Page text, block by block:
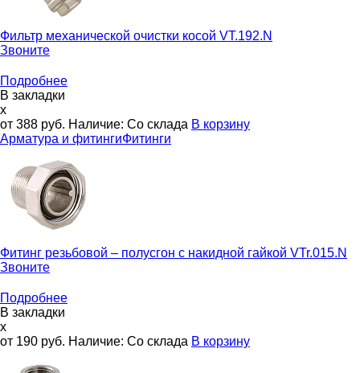
Фильтр механической очистки косой VT.192.N
Звоните
Подробнее
В закладки
x
от 388 руб. Наличие: Со склада В корзину
Арматура и фитингиФитинги
Фитинг резьбовой – полусгон с накидной гайкой VTr.015.N
Звоните
Подробнее
В закладки
x
от 190 руб. Наличие: Со склада В корзину